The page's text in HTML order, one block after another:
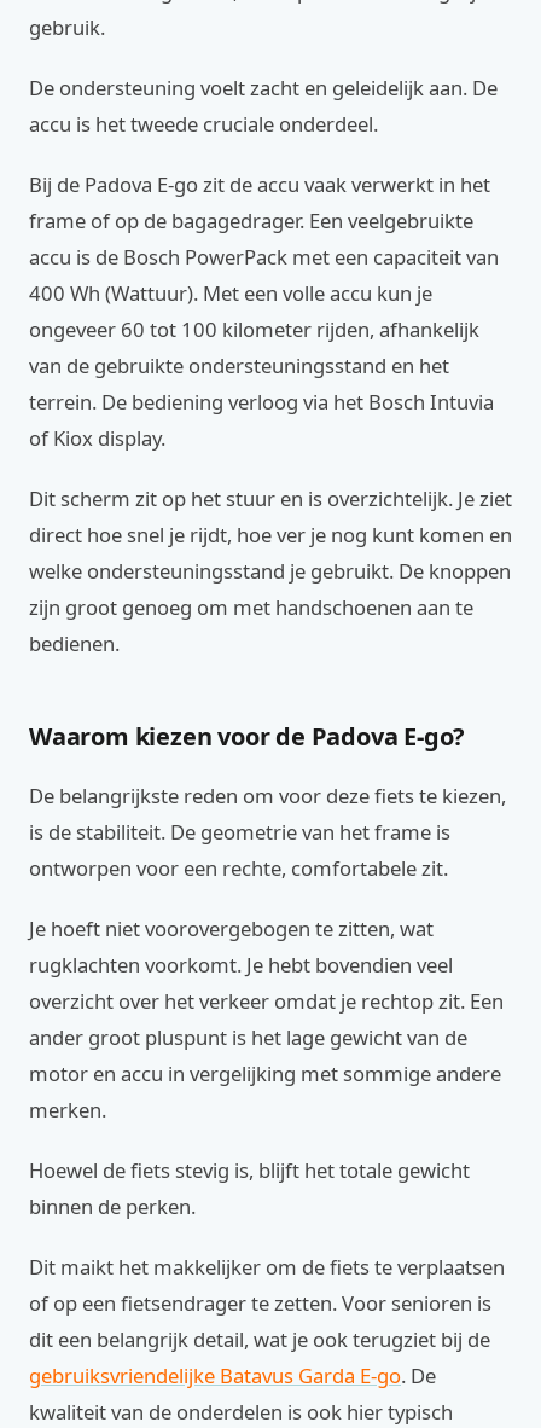
gebruik.
De ondersteuning voelt zacht en geleidelijk aan. De
accu is het tweede cruciale onderdeel.
Bij de Padova E-go zit de accu vaak verwerkt in het
frame of op de bagagedrager. Een veelgebruikte
accu is de Bosch PowerPack met een capaciteit van
400 Wh (Wattuur). Met een volle accu kun je
ongeveer 60 tot 100 kilometer rijden, afhankelijk
van de gebruikte ondersteuningsstand en het
terrein. De bediening verloog via het Bosch Intuvia
of Kiox display.
Dit scherm zit op het stuur en is overzichtelijk. Je ziet
direct hoe snel je rijdt, hoe ver je nog kunt komen en
welke ondersteuningsstand je gebruikt. De knoppen
zijn groot genoeg om met handschoenen aan te
bedienen.
Waarom kiezen voor de Padova E-go?
De belangrijkste reden om voor deze fiets te kiezen,
is de stabiliteit. De geometrie van het frame is
ontworpen voor een rechte, comfortabele zit.
Je hoeft niet voorovergebogen te zitten, wat
rugklachten voorkomt. Je hebt bovendien veel
overzicht over het verkeer omdat je rechtop zit. Een
ander groot pluspunt is het lage gewicht van de
motor en accu in vergelijking met sommige andere
merken.
Hoewel de fiets stevig is, blijft het totale gewicht
binnen de perken.
Dit maikt het makkelijker om de fiets te verplaatsen
of op een fietsendrager te zetten. Voor senioren is
dit een belangrijk detail, wat je ook terugziet bij de
gebruiksvriendelijke Batavus Garda E-go. De
kwaliteit van de onderdelen is ook hier typisch